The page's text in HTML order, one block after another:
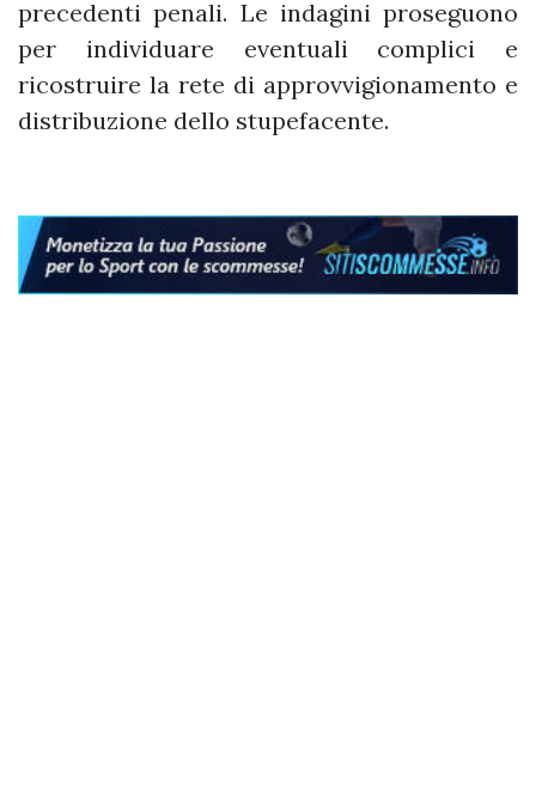
precedenti penali. Le indagini proseguono
per individuare eventuali complici e
ricostruire la rete di approvvigionamento e
distribuzione dello stupefacente.